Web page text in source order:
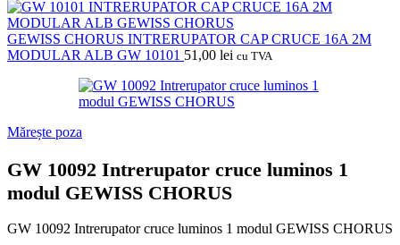
GEWISS CHORUS INTRERUPATOR CAP CRUCE 16A 2M
MODULAR ALB GW 10101 51,00 lei cu TVA
Mărește poza
GW 10092 Intrerupator cruce luminos 1
modul GEWISS CHORUS
GW 10092 Intrerupator cruce luminos 1 modul GEWISS CHORUS